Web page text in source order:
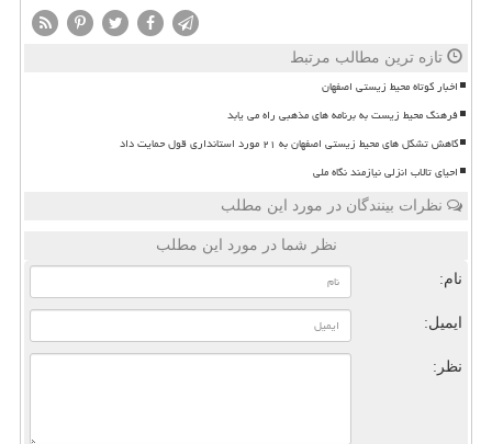
تازه ترین مطالب مرتبط
اخبار کوتاه محیط زیستی اصفهان
فرهنگ محیط زیست به برنامه های مذهبی راه می یابد
کاهش تشکل های محیط زیستی اصفهان به ۲۱ مورد استانداری قول حمایت داد
احیای تالاب انزلی نیازمند نگاه ملی
نظرات بینندگان در مورد این مطلب
نظر شما در مورد این مطلب
نام:
ایمیل:
نظر: